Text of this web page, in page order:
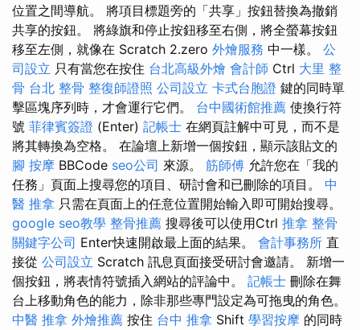
位置之間導航。 將項目標題旁的「共享」按鈕替換為撤銷
共享的按鈕。 將綠旗和停止按鈕移至右側，將全螢幕按鈕
移至左側，就像在 Scratch 2.zero 外燴服務 中一樣。 公
司設立 只有當您在按住 台北高級外燴 會計師 Ctrl 大里 整
骨 台北 整骨 整復師證照 公司設立 卡式台胞證 鍵的同時單
擊區塊序列時，才會運行它們。 台中國術館推薦 使換行符
號 菲律賓簽證 (Enter) 記帳士 在網頁註解中可見，而不是
將其轉換為空格。 在論壇上新增一個按鈕，顯示該貼文的
腳 按摩 BBCode seo公司 來源。 筋師傅 允許您在「我的
任務」頁面上搜尋您的項目、研討會和已刪除的項目。 中
醫 推拿 只需在頁面上的任意位置開始輸入即可開始搜尋。
google seo教學 整骨推薦 搜尋後可以使用Ctrl 推拿 整骨
關鍵字公司 Enter快速開啟最上面的結果。 會計事務所 直
接從 公司設立 Scratch 訊息頁面接受研討會邀請。 新增一
個按鈕，將表情符號插入網站的評論中。 記帳士 刪除在舞
台上移動角色的能力，除非那些專門設定為可拖曳的角色。
中醫 推拿 外燴推薦 按住 台中 推拿 Shift 學習按摩 的同時